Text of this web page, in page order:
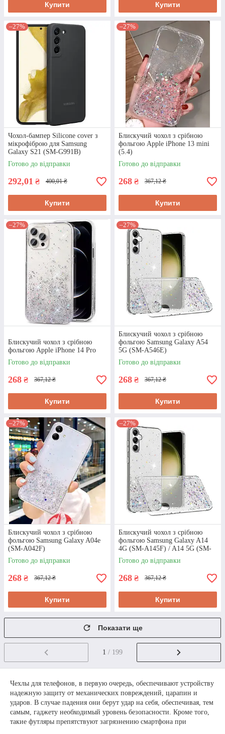
Купити Купити
–27%
Чохол-бампер Silicone cover з
мікрофіброю для Samsung
Galaxy S21 (SM-G991B)
Готово до відправки
292,01 ₴ 400,01 ₴
Купити
–27%
Блискучий чохол з срібною
фольгою Apple iPhone 13 mini
(5.4)
Готово до відправки
268 ₴ 367,12 ₴
Купити
–27%
Блискучий чохол з срібною
фольгою Apple iPhone 14 Pro
Готово до відправки
268 ₴ 367,12 ₴
Купити
–27%
Блискучий чохол з срібною
фольгою Samsung Galaxy A54
5G (SM-A546E)
Готово до відправки
268 ₴ 367,12 ₴
Купити
–27%
Блискучий чохол з срібною
фольгою Samsung Galaxy A04e
(SM-A042F)
Готово до відправки
268 ₴ 367,12 ₴
Купити
–27%
Блискучий чохол з срібною
фольгою Samsung Galaxy A14
4G (SM-A145F) / A14 5G (SM-
A146F)
Готово до відправки
268 ₴ 367,12 ₴
Купити
Показати ще
1 / 199
Чехлы для телефонов, в первую очередь, обеспечивают устройству
надежную защиту от механических повреждений, царапин и
ударов. В случае падения они берут удар на себя, обеспечивая, тем
самым, гаджету необходимый уровень безопасности. Кроме того,
такие футляры препятствуют загрязнению смартфона при